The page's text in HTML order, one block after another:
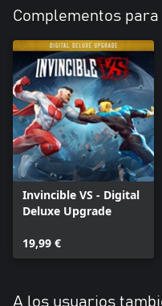
Complementos
Invincible VS - Digital
Deluxe Upgrade
19,99 €
A los usuarios